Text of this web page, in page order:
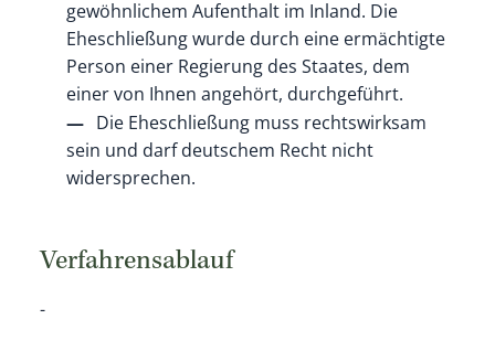
gewöhnlichem Aufenthalt im Inland. Die
Eheschließung wurde durch eine ermächtigte
Person einer Regierung des Staates, dem
einer von Ihnen angehört, durchgeführt.
Die Eheschließung muss rechtswirksam
sein und darf deutschem Recht nicht
widersprechen.
Verfahrensablauf
-